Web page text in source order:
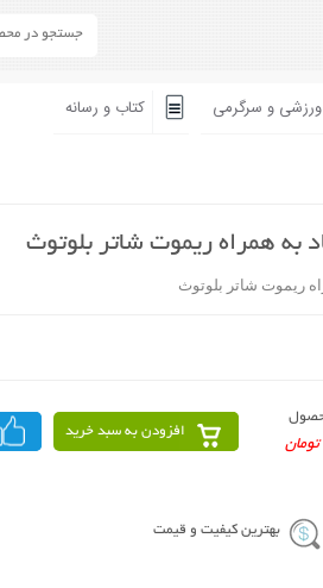
ورزشی و سرگرمی کتاب و رسانه
به همراه ریموت شاتر بلوتوث
ریموت شاتر بلوتوث
افزودن به سبد خرید
بهترین کیفیت و قیمت